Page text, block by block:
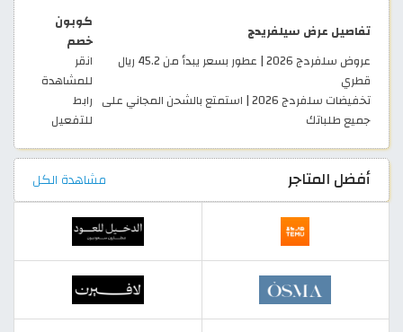
تفاصيل عرض سيلفريدج
كوبون
خصم
عروض سلفردج 2026 | عطور بسعر يبدأ من 45.2 ريال
قطري
انقر
للمشاهدة
تخفيضات سلفردج 2026 | استمتع بالشحن المجاني على
جميع طلباتك
رابط
للتفعيل
أفضل المتاجر مشاهدة الكل